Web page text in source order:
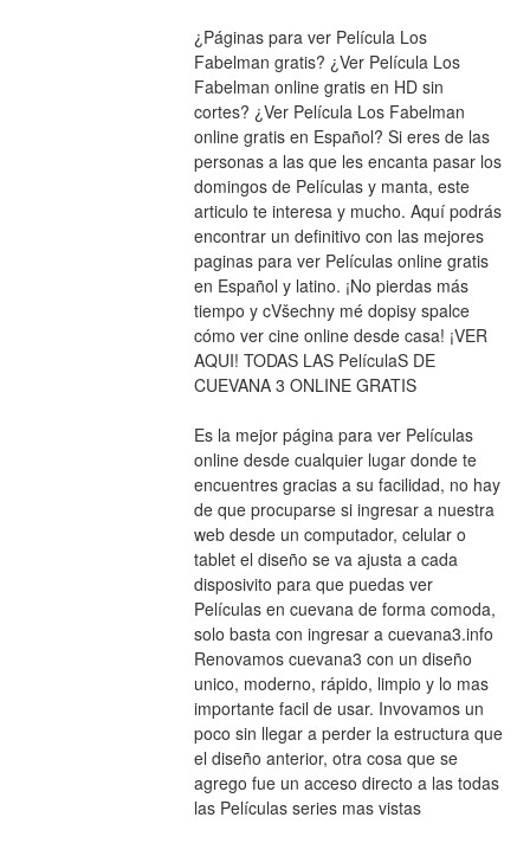
¿Páginas para ver Película Los
Fabelman gratis? ¿Ver Película Los
Fabelman online gratis en HD sin
cortes? ¿Ver Película Los Fabelman
online gratis en Español? Si eres de las
personas a las que les encanta pasar los
domingos de Películas y manta, este
articulo te interesa y mucho. Aquí podrás
encontrar un definitivo con las mejores
paginas para ver Películas online gratis
en Español y latino. ¡No pierdas más
tiempo y cVšechny mé dopisy spalce
cómo ver cine online desde casa! ¡VER
AQUI! TODAS LAS PelículaS DE
CUEVANA 3 ONLINE GRATIS
Es la mejor página para ver Películas
online desde cualquier lugar donde te
encuentres gracias a su facilidad, no hay
de que procuparse si ingresar a nuestra
web desde un computador, celular o
tablet el diseño se va ajusta a cada
disposivito para que puedas ver
Películas en cuevana de forma comoda,
solo basta con ingresar a cuevana3.info
Renovamos cuevana3 con un diseño
unico, moderno, rápido, limpio y lo mas
importante facil de usar. Invovamos un
poco sin llegar a perder la estructura que
el diseño anterior, otra cosa que se
agrego fue un acceso directo a las todas
las Películas series mas vistas